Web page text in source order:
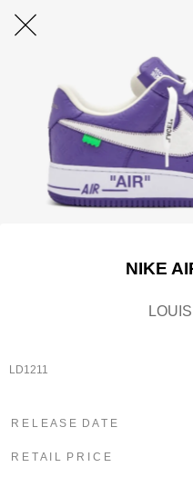
NIKE
LD1211
R E L E A S E D A T E
R E T A I L P R I C E